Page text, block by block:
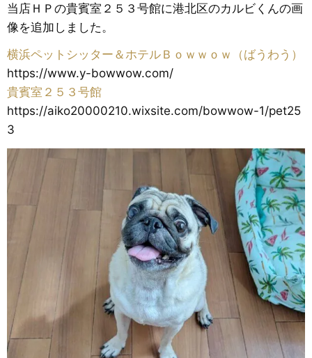
当店ＨＰの貴賓室２５３号館に港北区のカルビくんの画
像を追加しました。
横浜ペットシッター＆ホテルＢｏｗｗｏｗ（ばうわう）
https://www.y-bowwow.com/
貴賓室２５３号館
https://aiko20000210.wixsite.com/bowwow-1/pet25
3